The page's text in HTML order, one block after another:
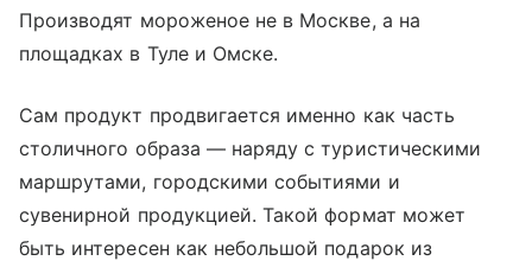
Производят мороженое не в Москве, а на
площадках в Туле и Омске.
Сам продукт продвигается именно как часть
столичного образа — наряду с туристическими
маршрутами, городскими событиями и
сувенирной продукцией. Такой формат может
быть интересен как небольшой подарок из